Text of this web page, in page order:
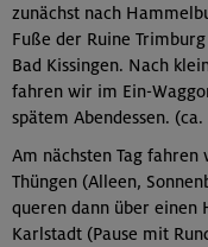
zunächst nach
Fuße der Ruine
Bad Kissingen. Nach
fahren wir im Ein-
spätem Abendessen.
Am nächsten Tag
Thüngen (Alleen,
queren dann über einen
Karlstadt (Pause mit